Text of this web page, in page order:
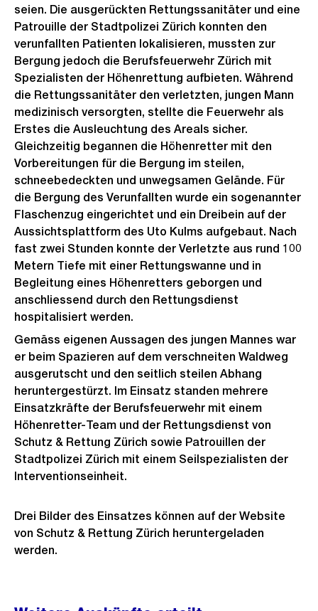
seien. Die ausgerückten Rettungssanitäter und eine
Patrouille der Stadtpolizei Zürich konnten den
verunfallten Patienten lokalisieren, mussten zur
Bergung jedoch die Berufsfeuerwehr Zürich mit
Spezialisten der Höhenrettung aufbieten. Während
die Rettungssanitäter den verletzten, jungen Mann
medizinisch versorgten, stellte die Feuerwehr als
Erstes die Ausleuchtung des Areals sicher.
Gleichzeitig begannen die Höhenretter mit den
Vorbereitungen für die Bergung im steilen,
schneebedeckten und unwegsamen Gelände. Für
die Bergung des Verunfallten wurde ein sogenannter
Flaschenzug eingerichtet und ein Dreibein auf der
Aussichtsplattform des Uto Kulms aufgebaut. Nach
fast zwei Stunden konnte der Verletzte aus rund 100
Metern Tiefe mit einer Rettungswanne und in
Begleitung eines Höhenretters geborgen und
anschliessend durch den Rettungsdienst
hospitalisiert werden.
Gemäss eigenen Aussagen des jungen Mannes war
er beim Spazieren auf dem verschneiten Waldweg
ausgerutscht und den seitlich steilen Abhang
heruntergestürzt. Im Einsatz standen mehrere
Einsatzkräfte der Berufsfeuerwehr mit einem
Höhenretter-Team und der Rettungsdienst von
Schutz & Rettung Zürich sowie Patrouillen der
Stadtpolizei Zürich mit einem Seilspezialisten der
Interventionseinheit.
Drei Bilder des Einsatzes können auf der Website
von Schutz & Rettung Zürich heruntergeladen
werden.
Weitere